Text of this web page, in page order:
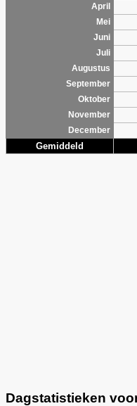
April
Mei
Juni
Juli
Augustus
September
Oktober
November
December
Gemiddeld
Dagstatistieken